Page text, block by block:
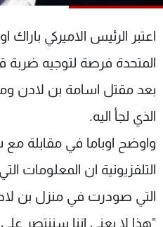
اعتبر الرئيس الاميركي باراك
المتحدة فرصة لتوجيه ضربة
بعد مقتل اسامة بن لادن
الذي لجأ اليه.
واوضح اوباما في مقابلة
التلفزيونية ان المعلومات
التي صودرت في منزل بن
"هذا لا يعني اننا سننتصر
الترددات
الإنـتـاج
لاعلاناتكم